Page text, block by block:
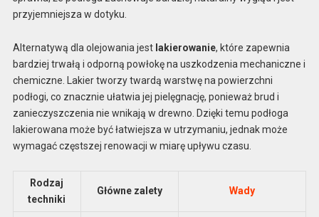
przyjemniejsza w dotyku.
Alternatywą dla olejowania jest lakierowanie, które zapewnia
bardziej trwałą i odporną powłokę na uszkodzenia mechaniczne i
chemiczne. Lakier tworzy twardą warstwę na powierzchni
podłogi, co znacznie ułatwia jej pielęgnację, ponieważ brud i
zanieczyszczenia nie wnikają w drewno. Dzięki temu podłoga
lakierowana może być łatwiejsza w utrzymaniu, jednak może
wymagać częstszej renowacji w miarę upływu czasu.
Rodzaj
techniki
Główne zalety Wady